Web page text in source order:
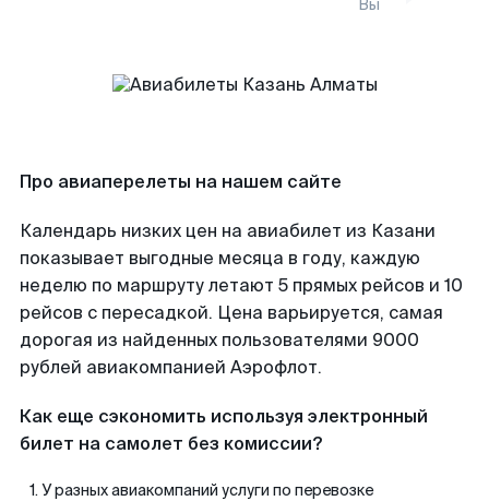
Вы
Про авиаперелеты на нашем сайте
Календарь низких цен на авиабилет из Казани
показывает выгодные месяца в году, каждую
неделю по маршруту летают 5 прямых рейсов и 10
рейсов с пересадкой. Цена варьируется, самая
дорогая из найденных пользователями 9000
рублей авиакомпанией Аэрофлот.
Как еще сэкономить используя электронный
билет на самолет без комиссии?
У разных авиакомпаний услуги по перевозке